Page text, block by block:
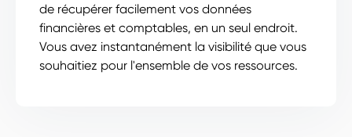
de récupérer facilement vos données
financières et comptables, en un seul endroit.
Vous avez instantanément la visibilité que vous
souhaitiez pour l'ensemble de vos ressources.